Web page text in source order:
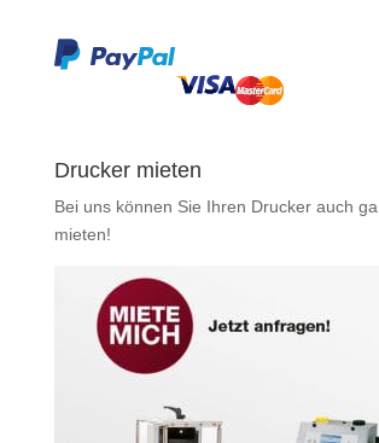
Drucker mieten
Bei uns können Sie Ihren Drucker auch
mieten!